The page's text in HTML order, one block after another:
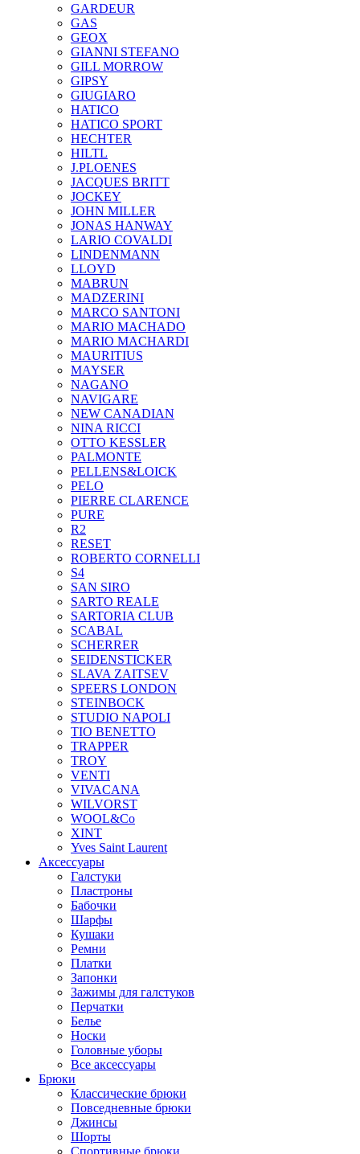
GARDEUR
GAS
GEOX
GIANNI STEFANO
GILL MORROW
GIPSY
GIUGIARO
HATICO
HATICO SPORT
HECHTER
HILTL
J.PLOENES
JAСQUES BRITT
JOCKEY
JOHN MILLER
JONAS HANWAY
LARIO COVALDI
LINDENMANN
LLOYD
MABRUN
MADZERINI
MARCO SANTONI
MARIO MACHADO
MARIO MACHARDI
MAURITIUS
MAYSER
NAGANO
NAVIGARE
NEW CANADIAN
NINA RICCI
OTTO KESSLER
PALMONTE
PELLENS&LOICK
PELO
PIERRE CLARENCE
PURE
R2
RESET
ROBERTO CORNELLI
S4
SAN SIRO
SARTO REALE
SARTORIA CLUB
SCABAL
SCHERRER
SEIDENSTICKER
SLAVA ZAITSEV
SPEERS LONDON
STEINBOCK
STUDIO NAPOLI
TIO BENETTO
TRAPPER
TROY
VENTI
VIVACANA
WILVORST
WOOL&Co
XINT
Yves Saint Laurent
Аксессуары
Галстуки
Пластроны
Бабочки
Шарфы
Кушаки
Ремни
Платки
Запонки
Зажимы для галстуков
Перчатки
Белье
Носки
Головные уборы
Все аксессуары
Брюки
Классические брюки
Повседневные брюки
Джинсы
Шорты
Спортивные брюки